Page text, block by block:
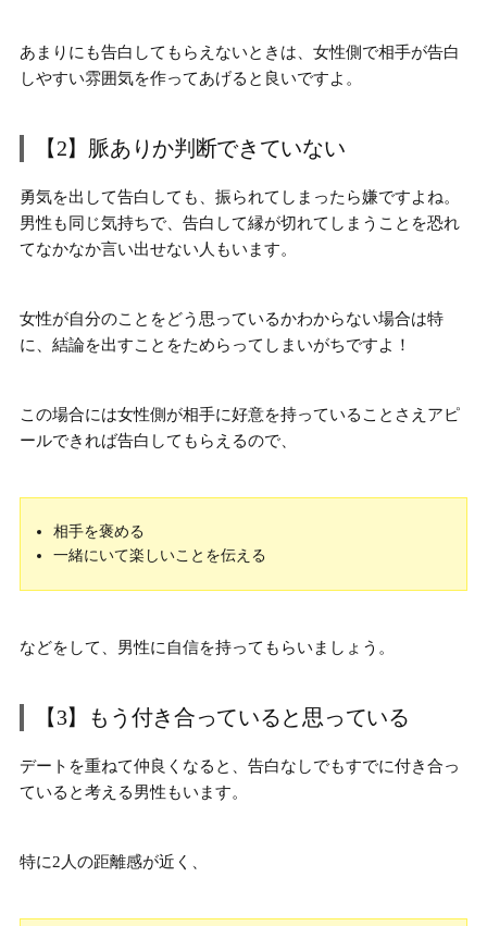
あまりにも告白してもらえないときは、女性側で相手が告白
しやすい雰囲気を作ってあげると良いですよ。
【2】脈ありか判断できていない
勇気を出して告白しても、振られてしまったら嫌ですよね。
男性も同じ気持ちで、 告白して縁が切れてしまうことを恐れ
てなかなか言い出せない人もいます。
女性が自分のことをどう思っているかわからない場合は特
に、結論を出すことをためらってしまいがちですよ！
この場合には女性側が相手に好意を持っていることさえアピ
ールできれば告白してもらえるので、
相手を褒める
一緒にいて楽しいことを伝える
などをして、男性に自信を持ってもらいましょう。
【3】もう付き合っていると思っている
デートを重ねて仲良くなると、 告白なしでもすでに付き合っ
ている と考える男性もいます。
特に2人の距離感が近く、